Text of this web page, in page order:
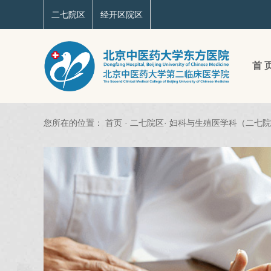
二七院区 经开区院区
首
您所在的位置： 首页 · 二七院区· 妇科与生殖医学科（二七